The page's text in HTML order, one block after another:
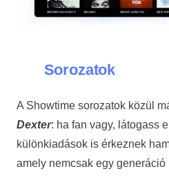
Sorozatok
A Showtime sorozatok közül
Dexter: ha fan vagy, látogass
különkiadások is érkeznek
amely nemcsak egy generáció